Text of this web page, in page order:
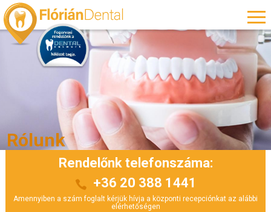
Rólunk
Rendelőnk telefonszáma:
+36 20 388 1441
Amennyiben a szám foglalt kérjük hívja a központi recepciónkat az alábbi
elérhetőségen